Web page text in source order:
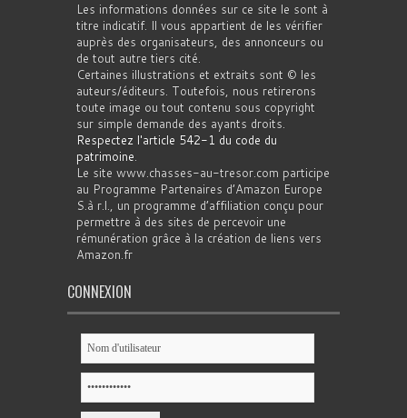
Les informations données sur ce site le sont à
titre indicatif. Il vous appartient de les vérifier
auprès des organisateurs, des annonceurs ou
de tout autre tiers cité.
Certaines illustrations et extraits sont © les
auteurs/éditeurs. Toutefois, nous retirerons
toute image ou tout contenu sous copyright
sur simple demande des ayants droits.
Respectez l'article 542-1 du code du
patrimoine.
Le site www.chasses-au-tresor.com participe
au Programme Partenaires d’Amazon Europe
S.à r.l., un programme d’affiliation conçu pour
permettre à des sites de percevoir une
rémunération grâce à la création de liens vers
Amazon.fr
CONNEXION